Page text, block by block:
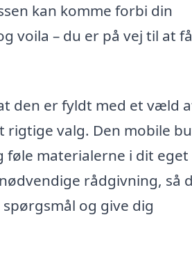
kan komme forbi din
voila – du er på vej til at få
den er fyldt med et væld
valg. Den mobile
føle materialerne i dit eget
rådgivning, så
og give dig